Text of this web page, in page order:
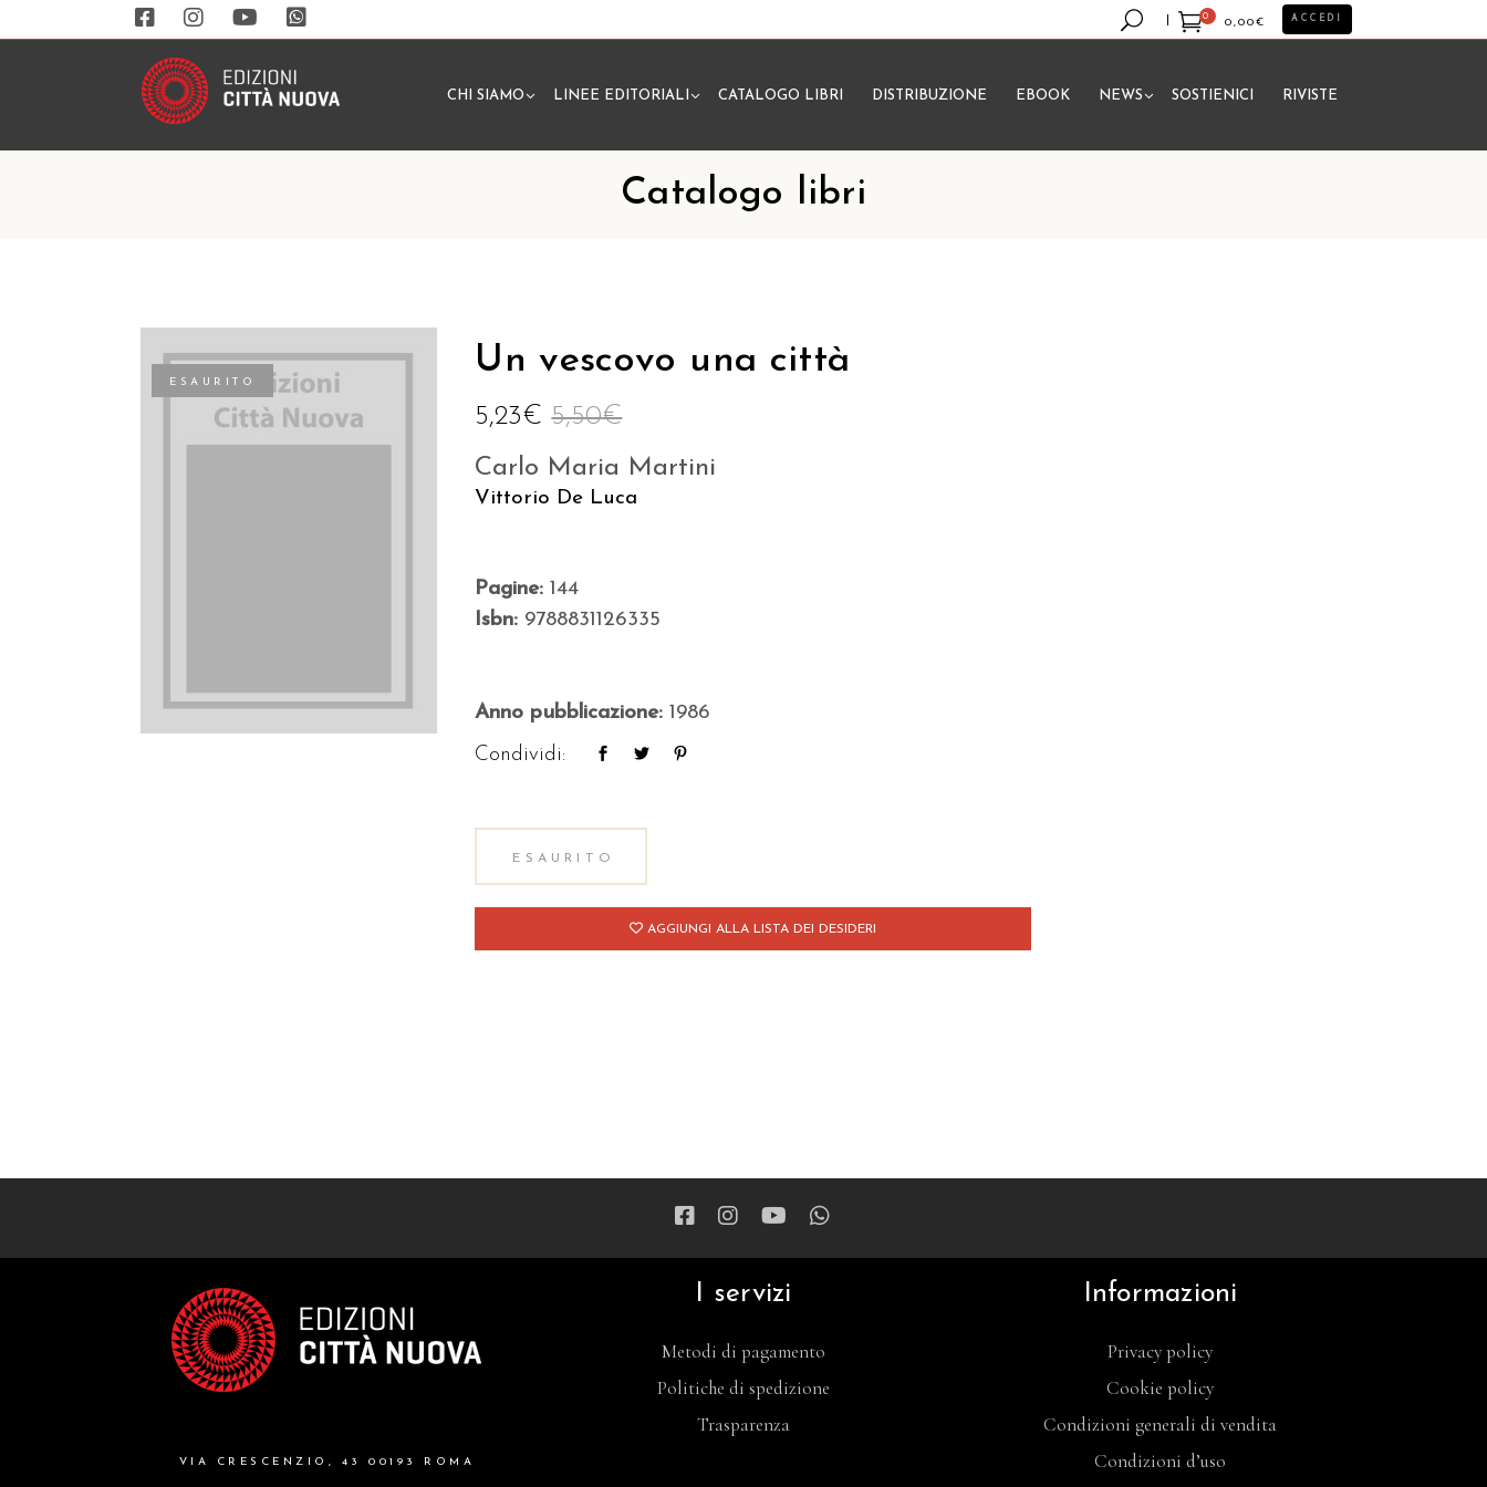
0
0,00€
Nessun prodotto nel carrello.
ACCEDI
CHI SIAMO LINEE EDITORIALI CATALOGO LIBRI DISTRIBUZIONE EBOOK NEWS SOSTIENICI RIVISTE
Catalogo libri
ESAURITO
Un vescovo una città
5,50€
5,23€
Carlo Maria Martini
Vittorio De Luca
Pagine:144
Isbn: 9788831126335
Anno pubblicazione:1986
Condividi:
ESAURITO
AGGIUNGI ALLA LISTA DEI DESIDERI
VIA CRESCENZIO, 43 00193 ROMA
I servizi
Metodi di pagamento
Politiche di spedizione
Trasparenza
Informazioni
Privacy policy
Cookie policy
Condizioni generali di vendita
Condizioni d’uso